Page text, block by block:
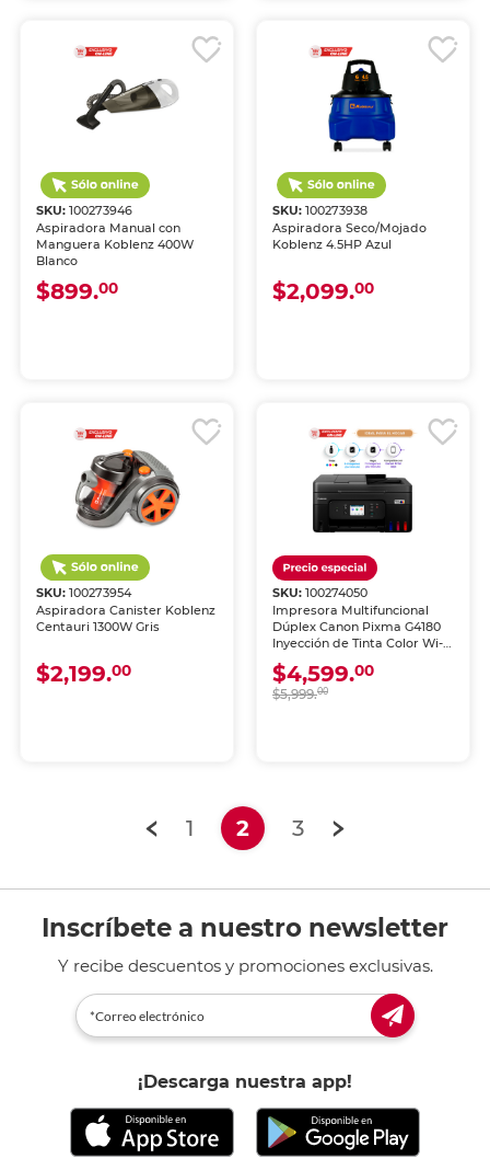
SKU:100273946
Aspiradora Manual con
Manguera Koblenz 400W
Blanco
$899.00
SKU: 100273938
Aspiradora Seco/Mojado
Koblenz 4.5HP Azul
$2,099.00
SKU:100273954
Aspiradora Canister Koblenz
Centauri 1300W Gris
$2,199.00
SKU: 100274050
Impresora Multifuncional
Dúplex Canon Pixma G4180
Inyección de Tinta Color Wi-
Fi
$4,599.00
$5,999.00
1 2(current)
3
Inscríbete a nuestro newsletter
Y recibe descuentos y promociones exclusivas.
¡Descarga nuestra app!